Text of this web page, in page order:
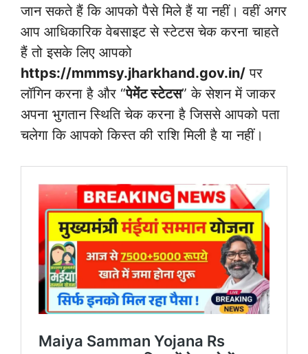
जान सकते हैं कि आपको पैसे मिले हैं या नहीं। वहीं अगर
आप आधिकारिक वेबसाइट से स्टेटस चेक करना चाहते
हैं तो इसके लिए आपको
https://mmmsy.jharkhand.gov.in/ पर
लॉगिन करना है और “पेमेंट स्टेटस” के सेशन में जाकर
अपना भुगतान स्थिति चेक करना है जिससे आपको पता
चलेगा कि आपको किस्त की राशि मिली है या नहीं।